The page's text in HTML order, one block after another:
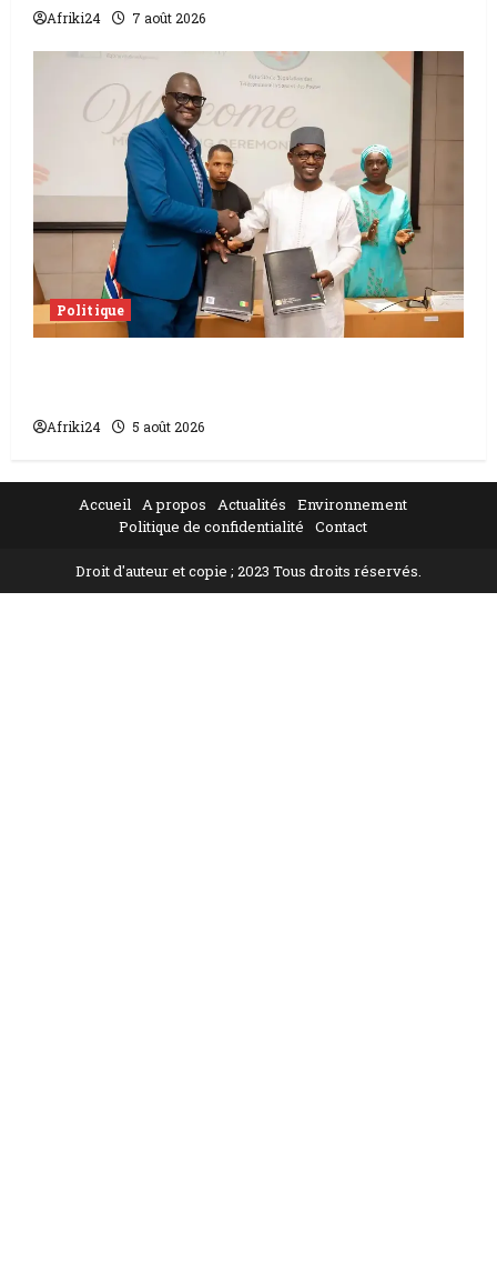
Afriki24 7 août 2026
Politique
Afriki24 5 août 2026
Accueil A propos Actualités
Environnement
Politique de confidentialité
Contact
Droit d'auteur et copie ; 2023 Tous droits réservés.